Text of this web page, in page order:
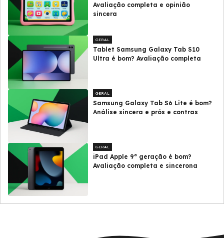
Avaliação completa e opinião
sincera
GERAL
Tablet Samsung Galaxy Tab S10
Ultra é bom? Avaliação completa
GERAL
Samsung Galaxy Tab S6 Lite é bom?
Análise sincera e prós e contras
GERAL
iPad Apple 9ª geração é bom?
Avaliação completa e sincerona